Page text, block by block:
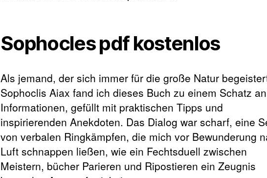
Sophocles pdf kostenlos
Als jemand, der sich immer für die große Natur
Sophoclis Aiax fand ich dieses Buch zu einem Schatz an
Informationen, gefüllt mit praktischen Tipps und
inspirierenden Anekdoten. Das Dialog war scharf, eine
von verbalen Ringkämpfen, die mich vor Bewunderung
Luft schnappen ließen, wie ein Fechtsduell zwischen
Meistern, bücher Parieren und Ripostieren ein Zeugnis